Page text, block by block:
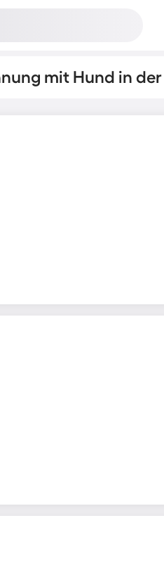
mit Hund in